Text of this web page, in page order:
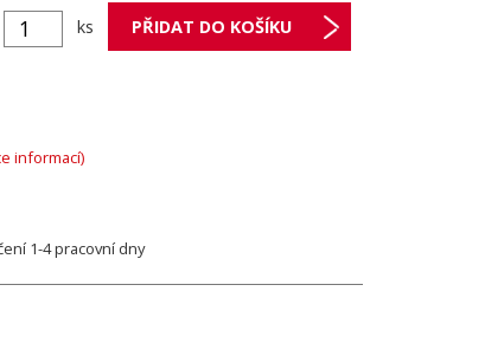
ks
informací)
1-4 pracovní dny